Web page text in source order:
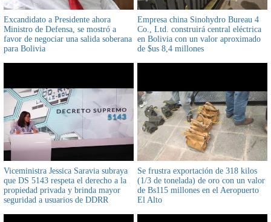
Excandidato a Presidente ahora
Ministro de Defensa, se mostró a
favor de negociar una salida soberana
para Bolivia
Empresa china Sinohydro Bureau 4
Co., Ltd. construirá central eléctrica
en Bolivia con un valor aproximado
de $us 8,4 millones
Viceministra Jessica Saravia subraya
que DS 5143 respeta el derecho a la
propiedad privada y brinda mayor
seguridad a usuarios de DDRR
Se frustra exportación de 318 kilos
(1/3 de tonelada) de oro con un valor
de Bs115 millones en el Aeropuerto
El Alto